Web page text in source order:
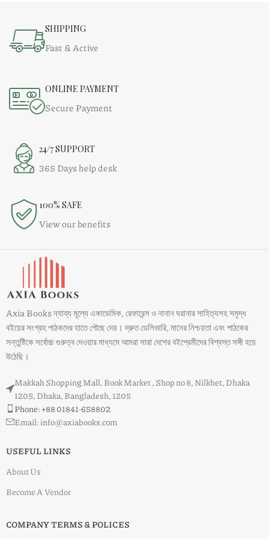
SHIPPING
Fast & Active
ONLINE PAYMENT
Secure Payment
24/7 SUPPORT
365 Days help desk
100% SAFE
View our benefits
Axia Books ন্যায্য মূল্যে একাডেমিক, রেফারেন্স ও নানান ঘরানার সাহিত্যসহ সমৃদ্ধ
বইয়ের সংগ্রহ পাঠকদের হাতে পৌছে দেয়। দ্রুত ডেলিভারি, মানের নিশ্চয়তা এবং পাঠকের
সন্তুষ্টিকে সর্বোচ্চ গুরুত্ব দেওয়ার মাধ্যমে আমরা সারা দেশের বইপ্রেমীদের বিশ্বস্ত সঙ্গী হয়ে
উঠেছি।
Makkah Shopping Mall, Book Market , Shop no 8, Nilkhet, Dhaka
1205, Dhaka, Bangladesh, 1205
Phone: +88 01841-658802
Email: info@axiabooks.com
USEFUL LINKS
About Us
Become A Vendor
COMPANY TERMS & POLICES